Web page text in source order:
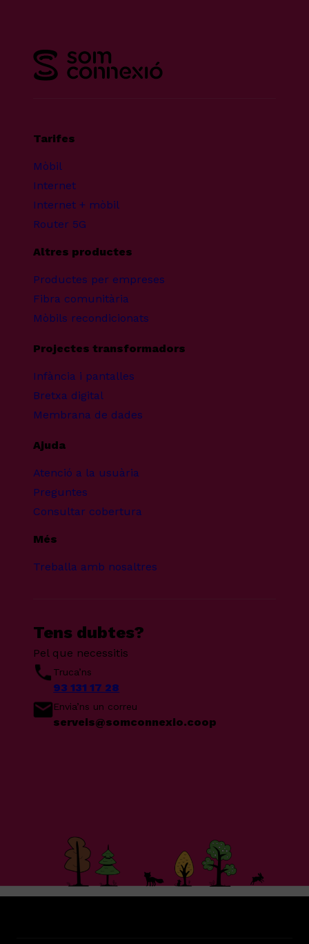
Tarifes
Mòbil
Internet
Internet + mòbil
Router 5G
Altres productes
Productes per empreses
Fibra comunitària
Mòbils recondicionats
Projectes transformadors
Infància i pantalles
Bretxa digital
Membrana de dades
Ajuda
Atenció a la usuària
Preguntes
Consultar cobertura
Més
Treballa amb nosaltres
Tens dubtes?
Pel que necessitis
Truca’ns
93 131 17 28
Envia’ns un correu
serveis@somconnexio.coop